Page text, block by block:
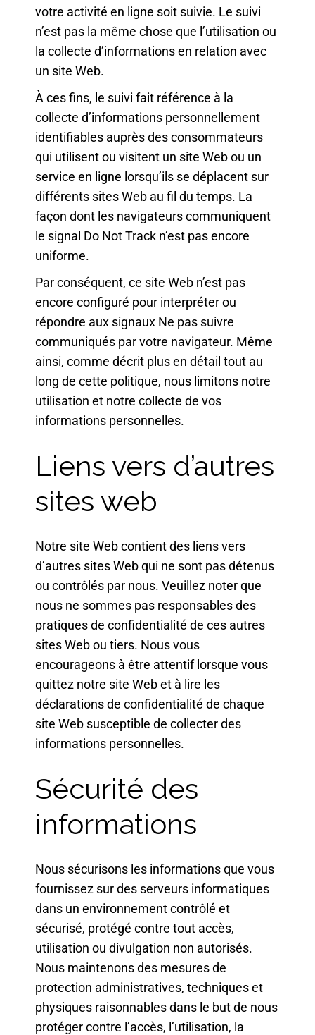
votre activité en ligne soit suivie. Le suivi
n’est pas la même chose que l’utilisation ou
la collecte d’informations en relation avec
un site Web.
À ces fins, le suivi fait référence à la
collecte d’informations personnellement
identifiables auprès des consommateurs
qui utilisent ou visitent un site Web ou un
service en ligne lorsqu’ils se déplacent sur
différents sites Web au fil du temps. La
façon dont les navigateurs communiquent
le signal Do Not Track n’est pas encore
uniforme.
Par conséquent, ce site Web n’est pas
encore configuré pour interpréter ou
répondre aux signaux Ne pas suivre
communiqués par votre navigateur. Même
ainsi, comme décrit plus en détail tout au
long de cette politique, nous limitons notre
utilisation et notre collecte de vos
informations personnelles.
Liens vers d’autres
sites web
Notre site Web contient des liens vers
d’autres sites Web qui ne sont pas détenus
ou contrôlés par nous. Veuillez noter que
nous ne sommes pas responsables des
pratiques de confidentialité de ces autres
sites Web ou tiers. Nous vous
encourageons à être attentif lorsque vous
quittez notre site Web et à lire les
déclarations de confidentialité de chaque
site Web susceptible de collecter des
informations personnelles.
Sécurité des
informations
Nous sécurisons les informations que vous
fournissez sur des serveurs informatiques
dans un environnement contrôlé et
sécurisé, protégé contre tout accès,
utilisation ou divulgation non autorisés.
Nous maintenons des mesures de
protection administratives, techniques et
physiques raisonnables dans le but de nous
protéger contre l’accès, l’utilisation, la